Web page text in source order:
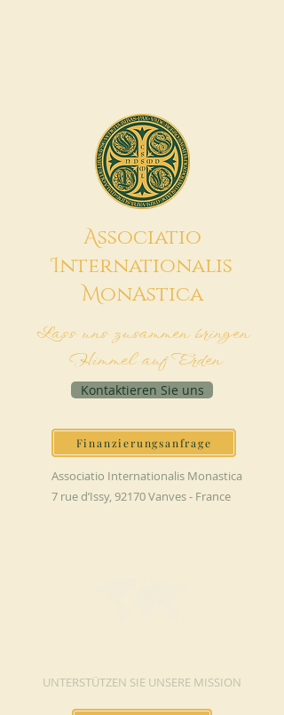
Associatio
Internationalis
MonAstica
Lass uns zusammen bringen
Himmel auf Erden
Kontaktieren Sie uns
Finanzierungsanfrage
Associatio Internationalis Monastica
7 rue d’Issy, 92170 Vanves - France
UNTERSTÜTZEN SIE UNSERE MISSION